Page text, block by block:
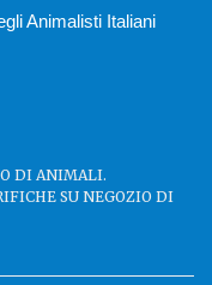
Animalisti Italiani
DI ANIMALI.
SU NEGOZIO DI